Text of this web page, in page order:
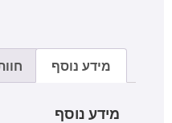
מידע נוסף
מידע נוסף